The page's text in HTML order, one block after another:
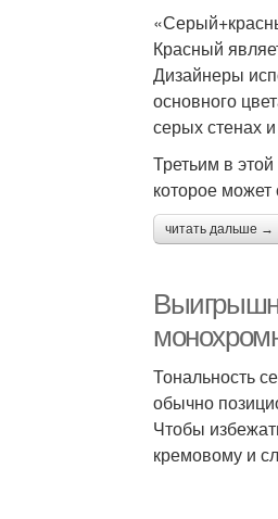
Красный
Дизайнеры
основного
серых стенах
Третьим в
которое может
читать дальше →
Тональность
обычно
Чтобы
кремовому и